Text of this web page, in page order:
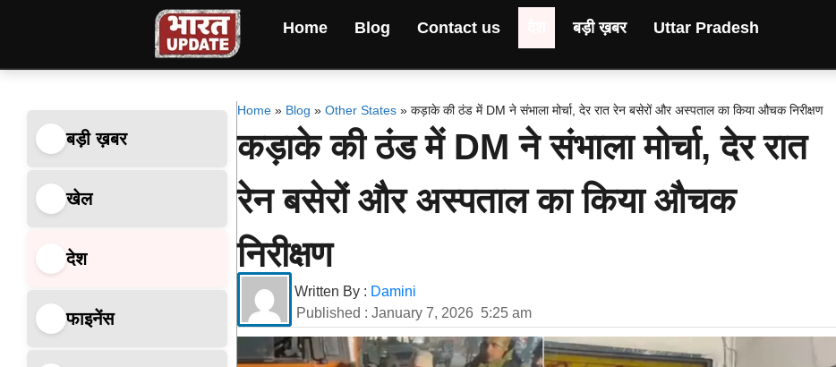
Home Blog Contact us बड़ी ख़बर Uttar Pradesh
बड़ी ख़बर
खेल
देश
फाइनेंस
Home» Blog » Other States» कड़ाके की ठंड में DM ने संभाला मोर्चा, देर रात रेन बसेरों और अस्पताल का किया औचक निरीक्षण
कड़ाके की ठंड में DM ने संभाला मोर्चा, देर रात
रेन बसेरों और अस्पताल का किया औचक
निरीक्षण
Written By : Damini
Published :January 7, 2026 5:25 am